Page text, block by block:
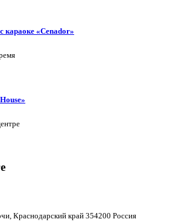
караоке «Cenador»
Краснодарский край 354200 Россия